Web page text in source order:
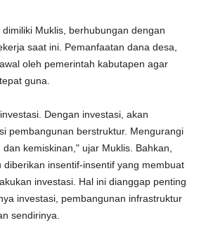
Muklis, berhubungan dengan
saat ini. Pemanfaatan dana desa,
oleh pemerintah kabutapen agar
guna.
Dengan investasi, akan
pembangunan berstruktur. Mengurangi
kemiskinan," ujar Muklis. Bahkan,
diberikan insentif-insentif yang membuat
investasi. Hal ini dianggap penting
investasi, pembangunan infrastruktur
sendirinya.